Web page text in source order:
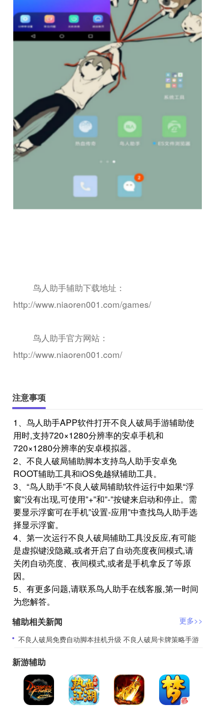
鸟人助手辅助下载地址：
http://www.niaoren001.com/games/
鸟人助手官方网站：
http://www.niaoren001.com/
注意事项
1、鸟人助手APP软件打开不良人破局手游辅助使
用时,支持720×1280分辨率的安卓手机和
720×1280分辨率的安卓模拟器。
2、不良人破局辅助脚本支持鸟人助手安卓免
ROOT辅助工具和iOS免越狱辅助工具。
3、“鸟人助手”不良人破局辅助软件运行中如果“浮
窗”没有出现,可使用”+”和”-”按键来启动和停止。需
要显示浮窗可在手机”设置-应用”中查找鸟人助手选
择显示浮窗。
4、第一次运行不良人破局辅助工具没反应,有可能
是虚拟键没隐藏,或者开启了自动亮度夜间模式,请
关闭自动亮度、夜间模式,或者是手机拿反了等原
因。
5、有更多问题,请联系鸟人助手在线客服,第一时间
为您解答。
辅助相关新闻
更多>>
​不良人破局免费自动脚本挂机升级 不良人破局卡牌策略手游
新游辅助